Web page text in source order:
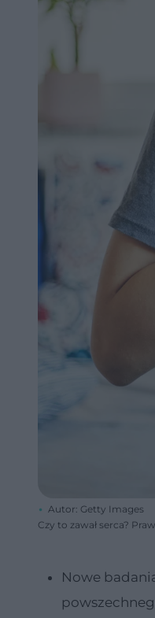
Autor: Getty Images
Czy to zawał serca?
Nowe